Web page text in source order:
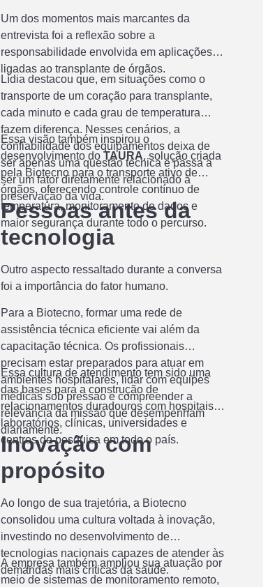
Um dos momentos mais marcantes da
entrevista foi a reflexão sobre a
responsabilidade envolvida em aplicações
ligadas ao transplante de órgãos.
Lídia destacou que, em situações como o
transporte de um coração para transplante,
cada minuto e cada grau de temperatura
fazem diferença. Nesses cenários, a
confiabilidade dos equipamentos deixa de
ser apenas uma questão técnica e passa a
ser um fator diretamente relacionado à
preservação da vida.
Essa visão também inspirou o
desenvolvimento doTAURA, solução criada
pela Biotecno para o transporte ativo de
órgãos, oferecendo controle contínuo de
temperatura, monitoramento de dados e
maior segurança durante todo o percurso.
Pessoas antes da
tecnologia
Outro aspecto ressaltado durante a conversa
foi a importância do fator humano.
Para a Biotecno, formar uma rede de
assistência técnica eficiente vai além da
capacitação técnica. Os profissionais
precisam estar preparados para atuar em
ambientes hospitalares, lidar com equipes
médicas sob pressão e compreender a
relevância da missão que desempenham
diariamente.
Essa cultura de atendimento tem sido uma
das bases para a construção de
relacionamentos duradouros com hospitais,
laboratórios, clínicas, universidades e
centros de pesquisa em todo o país.
Inovação com
propósito
Ao longo de sua trajetória, a Biotecno
consolidou uma cultura voltada à inovação,
investindo no desenvolvimento de
tecnologias nacionais capazes de atender às
demandas mais críticas da saúde.
A empresa também ampliou sua atuação por
meio de sistemas de monitoramento remoto,